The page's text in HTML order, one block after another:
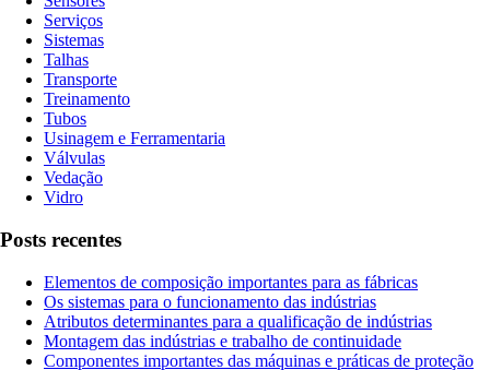
Serviços
Sistemas
Talhas
Transporte
Treinamento
Tubos
Usinagem e Ferramentaria
Válvulas
Vedação
Vidro
Posts recentes
Elementos de composição importantes para as fábricas
Os sistemas para o funcionamento das indústrias
Atributos determinantes para a qualificação de indústrias
Montagem das indústrias e trabalho de continuidade
Componentes importantes das máquinas e práticas de proteção